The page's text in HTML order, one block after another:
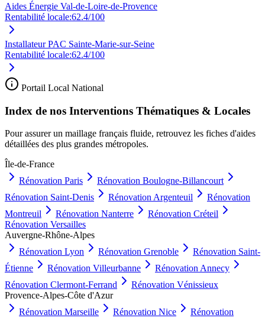
Aides Énergie Val-de-Loire-de-Provence
Rentabilité locale:62.4/100
Installateur PAC Sainte-Marie-sur-Seine
Rentabilité locale:62.4/100
Portail Local National
Index de nos Interventions Thématiques & Locales
Pour assurer un maillage français fluide, retrouvez les fiches d'aides
détaillées des plus grandes métropoles.
Île-de-France
Rénovation Paris Rénovation Boulogne-Billancourt
Rénovation Saint-Denis Rénovation Argenteuil
Rénovation
Montreuil
Rénovation Nanterre Rénovation Créteil
Rénovation Versailles
Auvergne-Rhône-Alpes
Rénovation Lyon Rénovation Grenoble Rénovation Saint-
Étienne
Rénovation Villeurbanne Rénovation Annecy
Rénovation Clermont-Ferrand Rénovation Vénissieux
Provence-Alpes-Côte d'Azur
Rénovation Marseille Rénovation Nice
Rénovation